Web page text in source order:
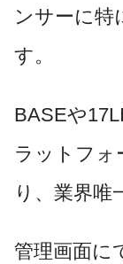
ンサーに特
す。
BASEや
ラットフォ
り、業界唯
管理画面に